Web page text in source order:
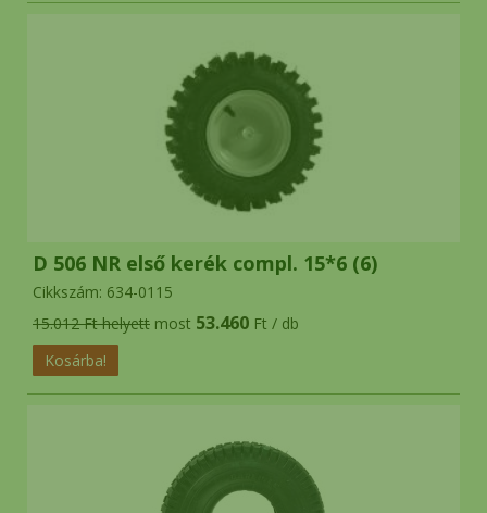
D 506 NR első kerék compl. 15*6 (6)
Cikkszám: 634-0115
15.012 Ft helyett most 53.460 Ft / db